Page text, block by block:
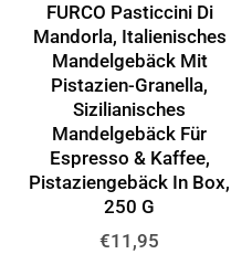
FURCO Pasticcini Di
Mandorla, Italienisches
Mandelgebäck Mit
Pistazien-Granella,
Sizilianisches
Mandelgebäck Für
Espresso & Kaffee,
Pistaziengebäck In Box,
250 G
Normaler
€11,95